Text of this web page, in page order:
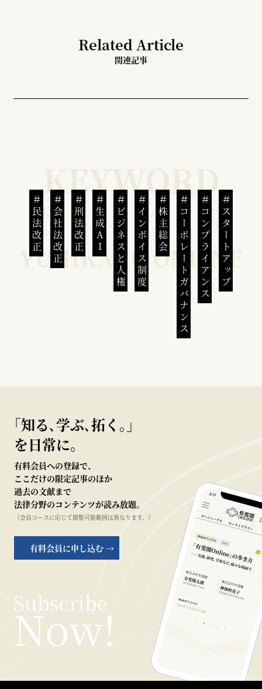
Related Article
関連記事
民法改正 会社法改正 刑法改正 生成AI ビジネスと人権インボイス制度 株主総会 コーポレートガバナンスコンプライアンススタートアップ
｢知る､学ぶ､拓く｡｣
を日常に。
有料会員への登録で、
ここだけの限定記事のほか
過去の文献まで
法律分野のコンテンツが読み放題。
（会員コースに応じて閲覧可能範囲は異なります。）
有料会員に申し込む →